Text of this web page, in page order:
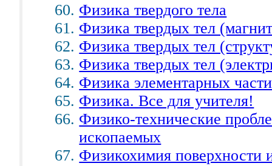
Физика твердого тела
Физика твердых тел
Физика твердых тел
Физика твердых тел
Физика элементарных
Физика. Все для учителя!
Физико-технические
ископаемых
Физикохимия поверхности